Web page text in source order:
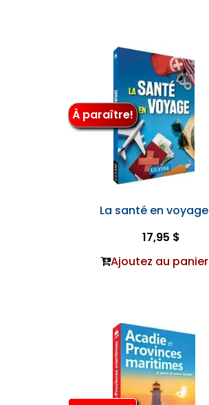
À paraître!
La santé en voyage
17,95 $
Ajoutez au panier